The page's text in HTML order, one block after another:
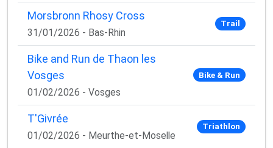
1 email / mois. Zéro spam. 100 % utile.
Email
Oui, je veux progresser 💪
Aucun spam, vous pouvez vous désinscrire à tout
moment.
Morsbronn Rhosy Cross
31/01/2026 - Bas-Rhin
Trail
Bike and Run de Thaon les
Vosges
01/02/2026 - Vosges
Bike & Run
T'Givrée
01/02/2026 - Meurthe-et-Moselle
Triathlon